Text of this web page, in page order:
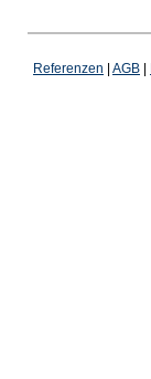
Referenzen AGB